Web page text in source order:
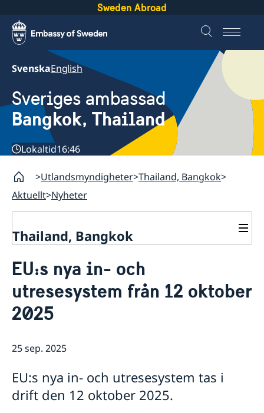
Sweden Abroad
SvenskaEnglish
Sveriges ambassad
Bangkok, Thailand
Lokaltid16:46
Utlandsmyndigheter Thailand, Bangkok
Aktuellt Nyheter
Thailand, Bangkok
Om oss
Honorärkonsulat
Netikett
Sociala media - kommunikation
Dataskyddspolicy
Så stöttar vi svenska företag
Vi är en resurs för svenska företag
Team Sweden
Svenska företag i Thailand
Aktuellt
Lediga tjänster
EU:s nya in- och
utresesystem från 12 oktober
2025
25 sep. 2025
EU:s nya in- och utresesystem tas i
drift den 12 oktober 2025.